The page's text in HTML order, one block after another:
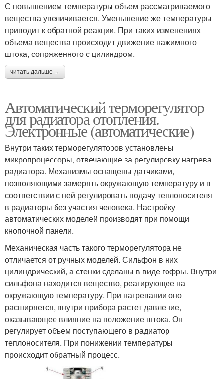
С повышением температуры объем рассматриваемого
вещества увеличивается. Уменьшение же температуры
приводит к обратной реакции. При таких изменениях
объема вещества происходит движение нажимного
штока, сопряженного с цилиндром.
читать дальше →
Автоматический терморегулятор
для радиатора отопления.
Электронные (автоматические)
Внутри таких терморегуляторов установлены
микропроцессоры, отвечающие за регулировку нагрева
радиатора. Механизмы оснащены датчиками,
позволяющими замерять окружающую температуру и в
соответствии с ней регулировать подачу теплоносителя
в радиаторы без участия человека. Настройку
автоматических моделей производят при помощи
кнопочной панели.
Механическая часть такого терморегулятора не
отличается от ручных моделей. Сильфон в них
цилиндрический, а стенки сделаны в виде гофры. Внутри
сильфона находится вещество, реагирующее на
окружающую температуру. При нагревании оно
расширяется, внутри прибора растет давление,
оказывающее влияние на положение штока. Он
регулирует объем поступающего в радиатор
теплоносителя. При понижении температуры
происходит обратный процесс.